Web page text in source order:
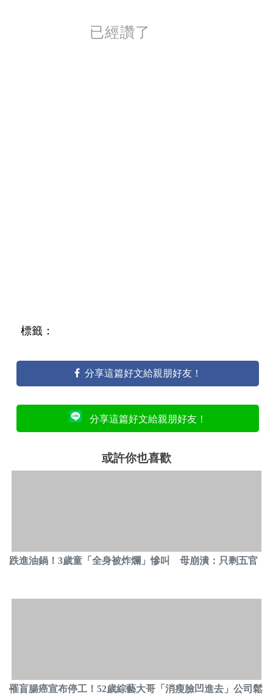
已經讚了
標籤：
分享這篇好文給親朋好友！
分享這篇好文給親朋好友！
或許你也喜歡
跌進油鍋！3歲童「全身被炸爛」慘叫 母崩潰：只剩五官
罹盲腸癌宣布停工！52歲綜藝大哥「消瘦臉凹進去」公司鬆